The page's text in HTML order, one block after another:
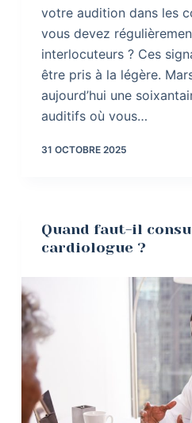
votre audition dans les
vous devez
interlocuteurs ? Ces
être pris à la légère.
aujourd’hui une
auditifs où vous…
31 OCTOBRE 2025
Quand faut-il
cardiologue ?